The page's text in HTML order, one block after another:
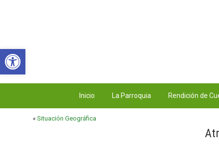
Inicio La Parroquia Rendición de
«Situación Geográfica
Abrir barra de herramientas